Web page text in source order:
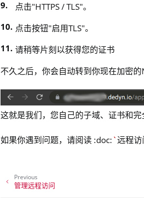
点击"HTTPS / TLS"。
点击按钮"启用TLS"。
请稍等片刻以获得您的证书
不久之后，你会自动转到你现在加密
这就是我们，您自己的子域、证书和
如果你遇到问题，请阅读 :doc:`远程
Previous
管理远程访问